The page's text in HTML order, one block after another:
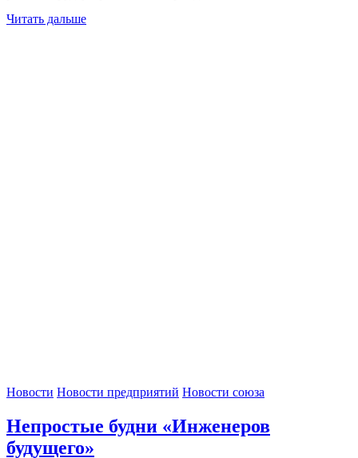
Читать дальше
Новости Новости предприятий Новости союза
‍Непростые будни «Инженеров
будущего»